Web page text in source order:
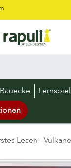
Bauecke Lernspiel
Lesen - Vulkane